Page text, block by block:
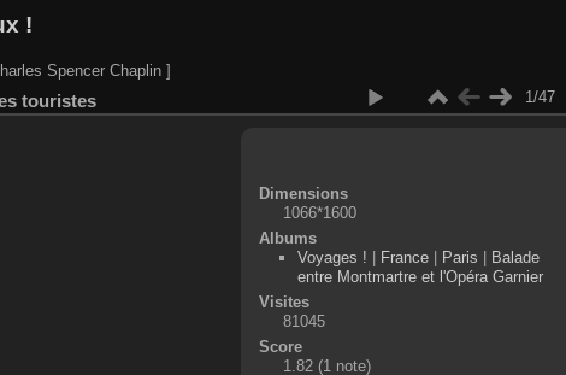
!
Spencer Chaplin ]
touristes 1/47
Dimensions
1066*1600
Albums
Voyages !
France Paris
Balade
entre Montmartre et l'Opéra Garnier
Visites
81045
Score
1.82 (1 note)